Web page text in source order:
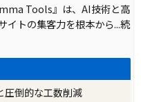
Tools』は、AI技術と高
イトの集客力を根本から...続
圧倒的な工数削減